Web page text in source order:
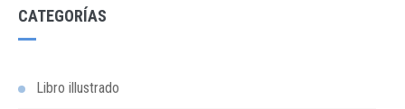
CATEGORÍAS
Libro illustrado